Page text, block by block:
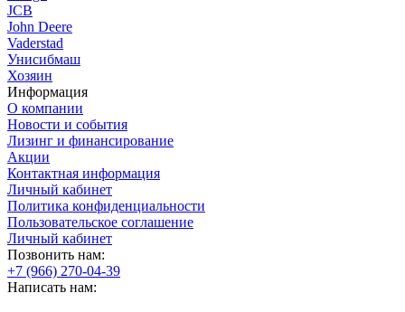
JCB
John Deere
Vaderstad
Унисибмаш
Хозяин
Информация
О компании
Новости и события
Лизинг и финансирование
Акции
Контактная информация
Личный кабинет
Политика конфиденциальности
Пользовательское соглашение
Личный кабинет
Позвонить нам:
+7 (966) 270-04-39
Написать нам: